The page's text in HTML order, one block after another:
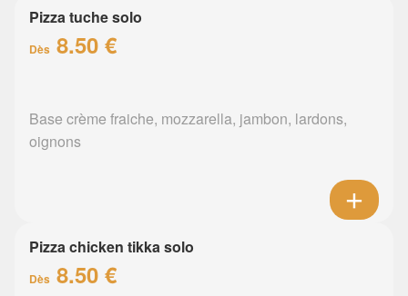
Pizza tuche solo
Dès 8.50 €
Base crème fraiche, mozzarella, jambon, lardons,
oignons
Pizza chicken tikka solo
Dès 8.50 €